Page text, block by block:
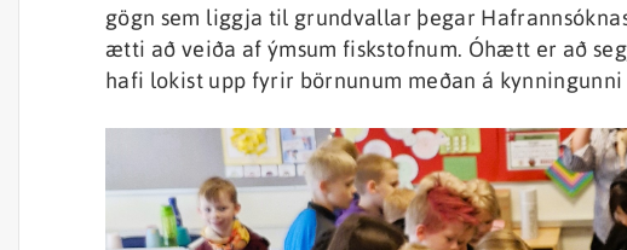
gögn sem liggja til grundvallar þegar
ætti að veiða af ýmsum fiskstofnum. Óhætt er að
hafi lokist upp fyrir börnunum meðan á